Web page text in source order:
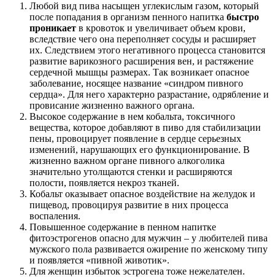
Любой вид пива насыщен углекислым газом, который
после попадания в организм пенного напитка быстро
проникает в кровоток и увеличивает объем крови,
вследствие чего она переполняет сосуды и расширяет
их. Следствием этого негативного процесса становится
развитие варикозного расширения вен, и растяжение
сердечной мышцы размерах. Так возникает опасное
заболевание, носящее название «синдром пивного
сердца». Для него характерно разрастание, одрябление и
провисание жизненно важного органа.
Высокое содержание в нем кобальта, токсичного
вещества, которое добавляют в пиво для стабилизации
пены, провоцирует появление в сердце серьезных
изменений, нарушающих его функционирование. В
жизненно важном органе пивного алкоголика
значительно утолщаются стенки и расширяются
полости, появляется некроз тканей.
Кобальт оказывает опасное воздействие на желудок и
пищевод, провоцируя развитие в них процесса
воспаления.
Повышенное содержание в пенном напитке
фитоэстрогенов опасно для мужчин – у любителей пива
мужского пола развивается ожирение по женскому типу
и появляется «пивной животик».
Для женщин избыток эстрогена тоже нежелателен.